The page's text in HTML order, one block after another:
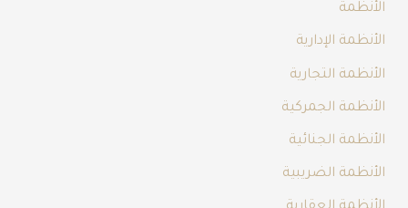
الأنظمة
الأنظمة الإدارية
الأنظمة التجارية
الأنظمة الجمركية
الأنظمة الجنائية
الأنظمة الضريبية